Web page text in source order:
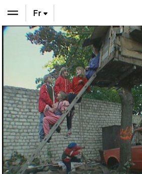
En
Fr